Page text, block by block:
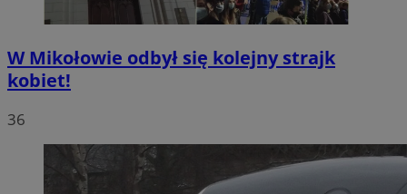
W Mikołowie odbył się kolejny strajk
kobiet!
36